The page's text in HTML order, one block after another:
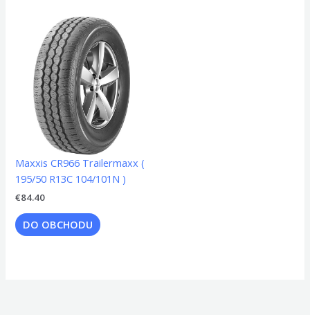
Maxxis CR966 Trailermaxx (
195/50 R13C 104/101N )
€84.40
DO OBCHODU